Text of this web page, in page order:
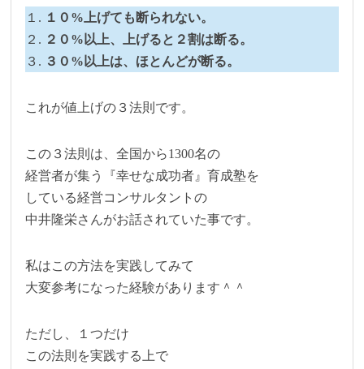
１. １０%上げても断られない。
２. ２０%以上、上げると２割は断る。
３. ３０%以上は、ほとんどが断る。
これが値上げの３法則です。
この３法則は、全国から1300名の
経営者が集う『幸せな成功者』育成塾を
している経営コンサルタントの
中井隆栄さんがお話されていた事です。
私はこの方法を実践してみて
大変参考になった経験があります＾＾
ただし、１つだけ
この法則を実践する上で